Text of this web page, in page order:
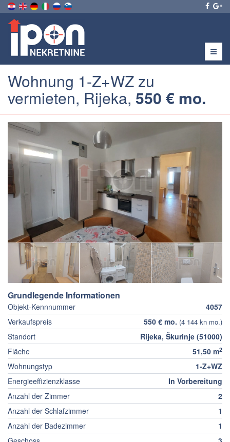
Menu
Wohnung 1-Z+WZ zu
vermieten, Rijeka, 550 € mo.
Grundlegende Informationen
Objekt-Kennnummer
4057
Verkaufspreis
550 € mo. (4 144 kn mo.)
Standort
Rijeka, Škurinje (51000)
Fläche
51,50 m2
Wohnungstyp
1-Z+WZ
Energieeffizienzklasse
In Vorbereitung
Anzahl der Zimmer
2
Anzahl der Schlafzimmer
1
Anzahl der Badezimmer
1